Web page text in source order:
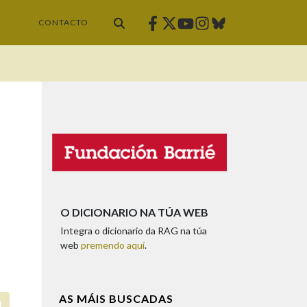
CONTACTO Facebook
Twitter
Youtube
Instagram
Bluesky
O DICIONARIO NA TÚA WEB
Integra o dicionario da RAG na túa
web premendo aquí.
AS MÁIS BUSCADAS